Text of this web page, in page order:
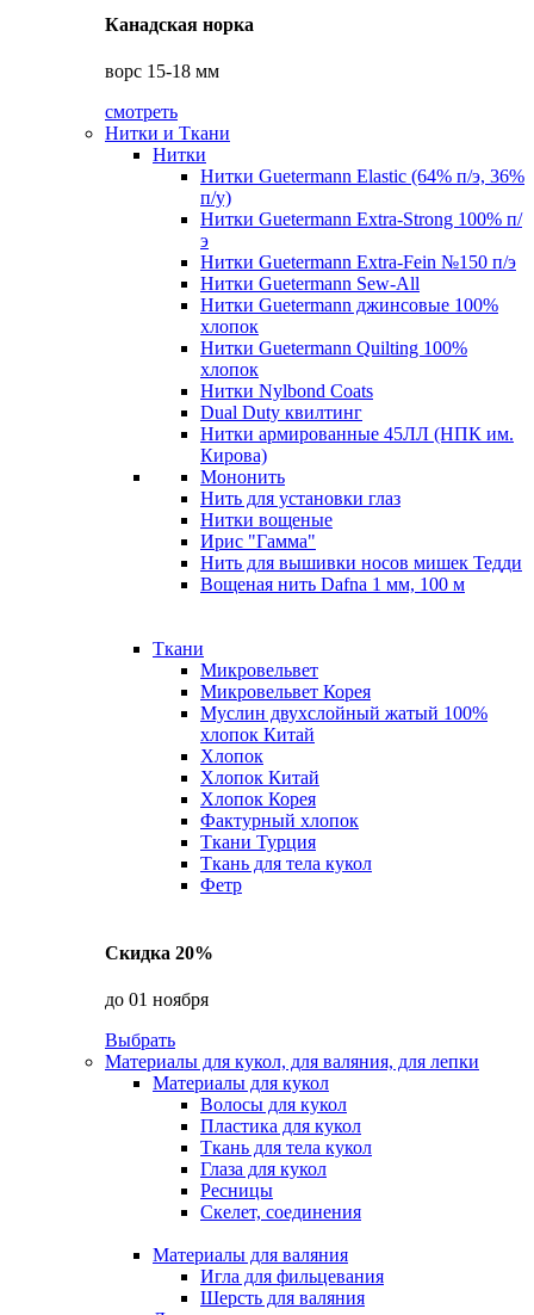
Канадская норка
ворс 15-18 мм
смотреть
Нитки и Ткани
Нитки
Нитки Guetermann Elastic (64% п/э, 36%
п/у)
Нитки Guetermann Extra-Strong 100% п/
э
Нитки Guetermann Extra-Fein №150 п/э
Нитки Guetermann Sew-All
Нитки Guetermann джинсовые 100%
хлопок
Нитки Guetermann Quilting 100%
хлопок
Нитки Nylbond Coats
Dual Duty квилтинг
Нитки армированные 45ЛЛ (НПК им.
Кирова)
Мононить
Нить для установки глаз
Нитки вощеные
Ирис "Гамма"
Нить для вышивки носов мишек Тедди
Вощеная нить Dafna 1 мм, 100 м
Ткани
Микровельвет
Микровельвет Корея
Муслин двухслойный жатый 100%
хлопок Китай
Хлопок
Хлопок Китай
Хлопок Корея
Фактурный хлопок
Ткани Турция
Ткань для тела кукол
Фетр
Скидка 20%
до 01 ноября
Выбрать
Материалы для кукол, для валяния, для лепки
Материалы для кукол
Волосы для кукол
Пластика для кукол
Ткань для тела кукол
Глаза для кукол
Ресницы
Скелет, соединения
Материалы для валяния
Игла для фильцевания
Шерсть для валяния